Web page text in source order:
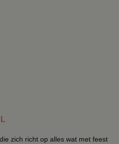
zich richt op alles wat met feest